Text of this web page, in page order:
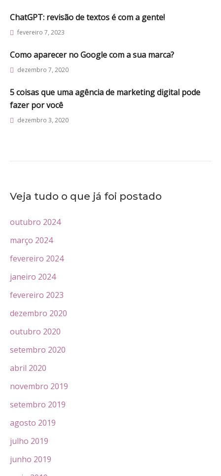
ChatGPT: revisão de textos é com a gente!
fevereiro 7, 2023
Como aparecer no Google com a sua marca?
dezembro 7, 2020
5 coisas que uma agência de marketing digital pode
fazer por você
dezembro 3, 2020
Veja tudo o que já foi postado
outubro 2024
março 2024
fevereiro 2024
janeiro 2024
fevereiro 2023
dezembro 2020
outubro 2020
setembro 2020
abril 2020
novembro 2019
setembro 2019
agosto 2019
julho 2019
junho 2019